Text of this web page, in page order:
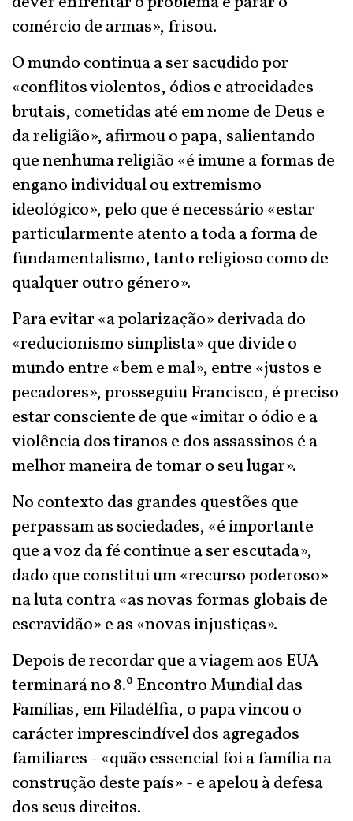
comércio de armas», frisou.
O mundo continua a ser sacudido por
«conflitos violentos, ódios e atrocidades
brutais, cometidas até em nome de Deus e
da religião», afirmou o papa, salientando
que nenhuma religião «é imune a formas de
engano individual ou extremismo
ideológico», pelo que é necessário «estar
particularmente atento a toda a forma de
fundamentalismo, tanto religioso como de
qualquer outro género».
Para evitar «a polarização» derivada do
«reducionismo simplista» que divide o
mundo entre «bem e mal», entre «justos e
pecadores», prosseguiu Francisco, é preciso
estar consciente de que «imitar o ódio e a
violência dos tiranos e dos assassinos é a
melhor maneira de tomar o seu lugar».
No contexto das grandes questões que
perpassam as sociedades, «é importante
que a voz da fé continue a ser escutada»,
dado que constitui um «recurso poderoso»
na luta contra «as novas formas globais de
escravidão» e as «novas injustiças».
Depois de recordar que a viagem aos EUA
terminará no 8.º Encontro Mundial das
Famílias, em Filadélfia, o papa vincou o
carácter imprescindível dos agregados
familiares - «quão essencial foi a família na
construção deste país» - e apelou à defesa
dos seus direitos.